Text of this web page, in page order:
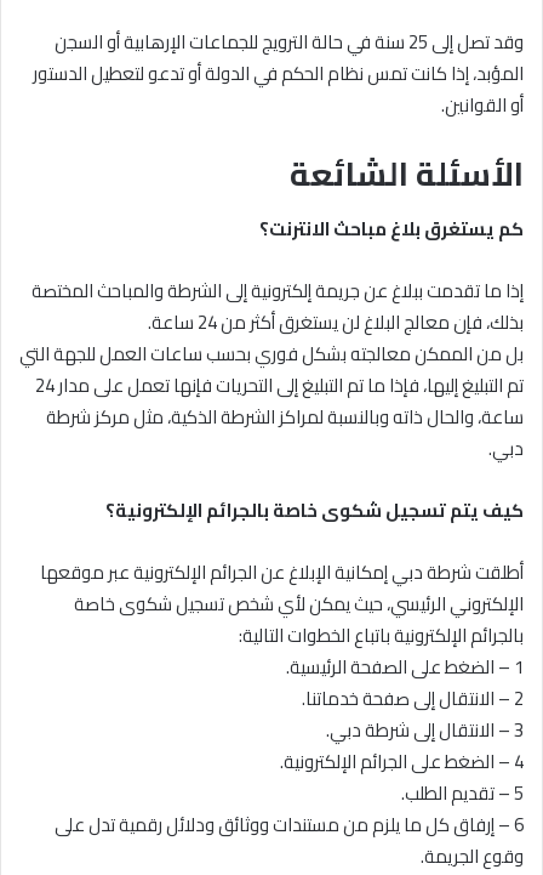
وقد تصل إلى 25 سنة في حالة الترويج للجماعات الإرهابية أو السجن
المؤبد، إذا كانت تمس نظام الحكم في الدولة أو تدعو لتعطيل الدستور
أو القوانين.
الأسئلة الشائعة
كم يستغرق بلاغ مباحث الانترنت؟
إذا ما تقدمت ببلاغ عن جريمة إلكترونية إلى الشرطة والمباحث المختصة
بذلك، فإن معالج البلاغ لن يستغرق أكثر من 24 ساعة.
بل من الممكن معالجته بشكل فوري بحسب ساعات العمل للجهة التي
تم التبليغ إليها، فإذا ما تم التبليغ إلى التحريات فإنها تعمل على مدار 24
ساعة، والحال ذاته وبالنسبة لمراكز الشرطة الذكية، مثل مركز شرطة
دبي.
كيف يتم تسجيل شكوى خاصة بالجرائم الإلكترونية؟
أطلقت شرطة دبي إمكانية الإبلاغ عن الجرائم الإلكترونية عبر موقعها
الإلكتروني الرئيسي، حيث يمكن لأي شخص تسجيل شكوى خاصة
بالجرائم الإلكترونية باتباع الخطوات التالية:
1 – الضغط على الصفحة الرئيسية.
2 – الانتقال إلى صفحة خدماتنا.
3 – الانتقال إلى شرطة دبي.
4 – الضغط على الجرائم الإلكترونية.
5 – تقديم الطلب.
6 – إرفاق كل ما يلزم من مستندات ووثائق ودلائل رقمية تدل على
وقوع الجريمة.